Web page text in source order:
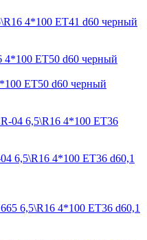
4*100 ET41 d60 черный
ET50 d60 черный
6,5\R16 4*100 ET36 d60,1